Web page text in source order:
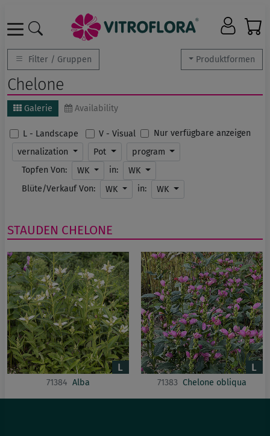
Produktformen
Filter / Gruppen
Chelone
Galerie Availability
L - Landscape V - Visual
Nur verfügbare anzeigen
vernalization
Pot
program
Topfen Von:
WK in:
WK
Blüte/Verkauf Von:
WK in: WK
STAUDEN CHELONE
71384 Alba 71383 Chelone obliqua